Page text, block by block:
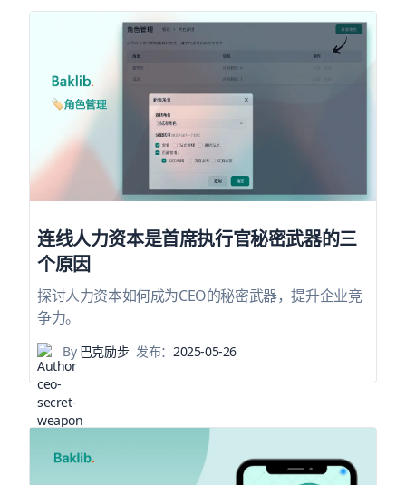
连线人力资本是首席执行官秘密武器的三
个原因
探讨人力资本如何成为CEO的秘密武器，提升企业竞
争力。
By巴克励步 发布：2025-05-26